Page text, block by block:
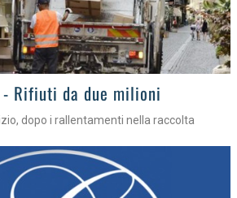
- Rifiuti da due milioni
dopo i rallentamenti nella raccolta